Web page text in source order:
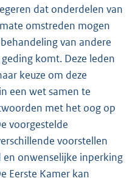
dat onderdelen van
omstreden mogen
van andere
komt. Deze leden
keuze om deze
een wet samen te
met het oog op
voorgestelde
voorstellen
onwenselijke inperking
Eerste Kamer kan